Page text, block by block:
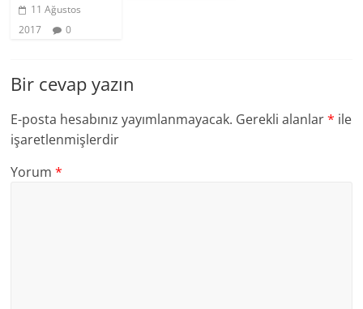
11 Ağustos
2017
0
Bir cevap yazın
E-posta hesabınız yayımlanmayacak. Gerekli alanlar* ile
işaretlenmişlerdir
Yorum*